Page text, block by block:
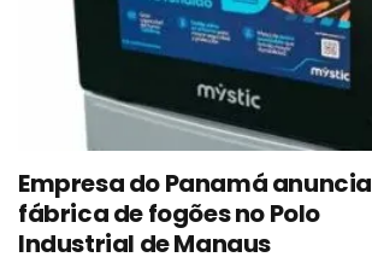
Empresa do Panamá anuncia
fábrica de fogões no Polo
Industrial de Manaus